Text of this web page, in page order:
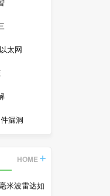
太网
漏洞
HOME